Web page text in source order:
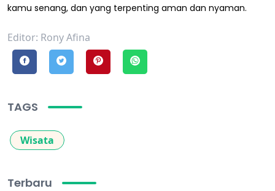
kamu senang, dan yang terpenting aman dan nyaman.
Editor: Rony Afina
TAGS
Wisata
Terbaru